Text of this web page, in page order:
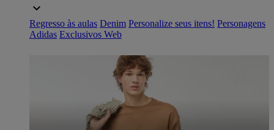
Regresso às aulas Denim Personalize seus itens! Personagens
Adidas Exclusivos Web